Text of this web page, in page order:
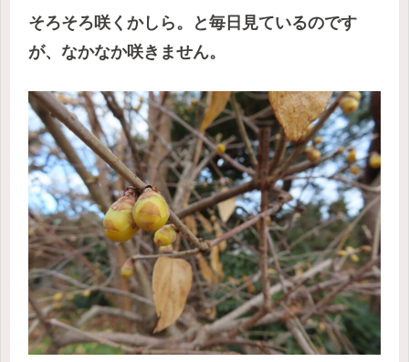
そろそろ咲くかしら。と毎日見ているのです
が、なかなか咲きません。